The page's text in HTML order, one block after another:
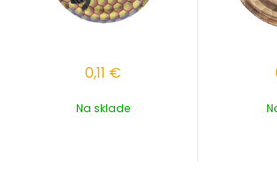
0,11 €
Na sklade